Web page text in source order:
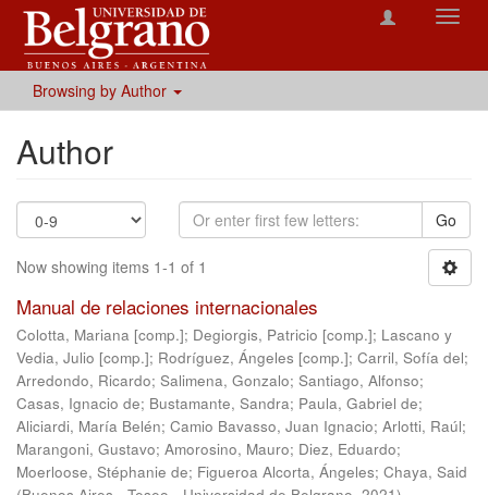
Browsing by Author
Author
Go
Now showing items 1-1 of 1
Manual de relaciones internacionales
Colotta, Mariana [comp.]; Degiorgis, Patricio [comp.]; Lascano y
Vedia, Julio [comp.]; Rodríguez, Ángeles [comp.]; Carril, Sofía del;
Arredondo, Ricardo; Salimena, Gonzalo; Santiago, Alfonso;
Casas, Ignacio de; Bustamante, Sandra; Paula, Gabriel de;
Aliciardi, María Belén; Camio Bavasso, Juan Ignacio; Arlotti, Raúl;
Marangoni, Gustavo; Amorosino, Mauro; Diez, Eduardo;
Moerloose, Stéphanie de; Figueroa Alcorta, Ángeles; Chaya, Said